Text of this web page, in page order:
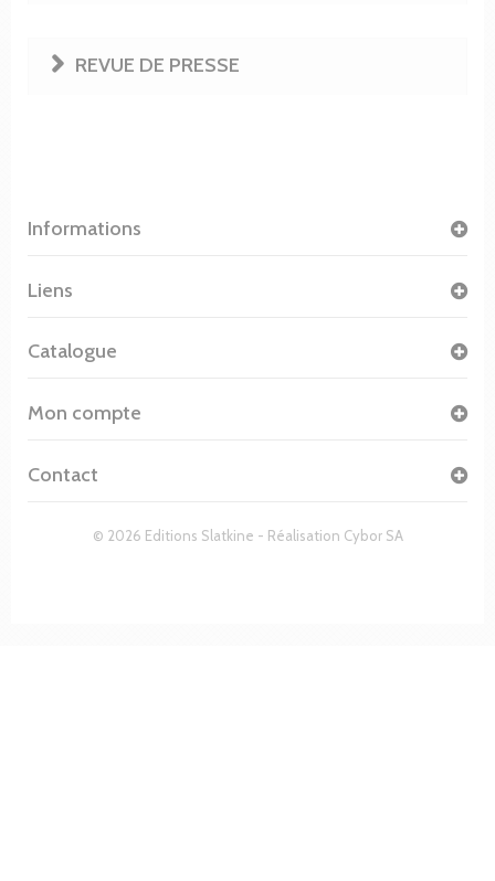
REVUE DE PRESSE
Informations
© 2026 Editions Slatkine - Réalisation Cybor SA
Liens
Catalogue
Mon compte
Contact